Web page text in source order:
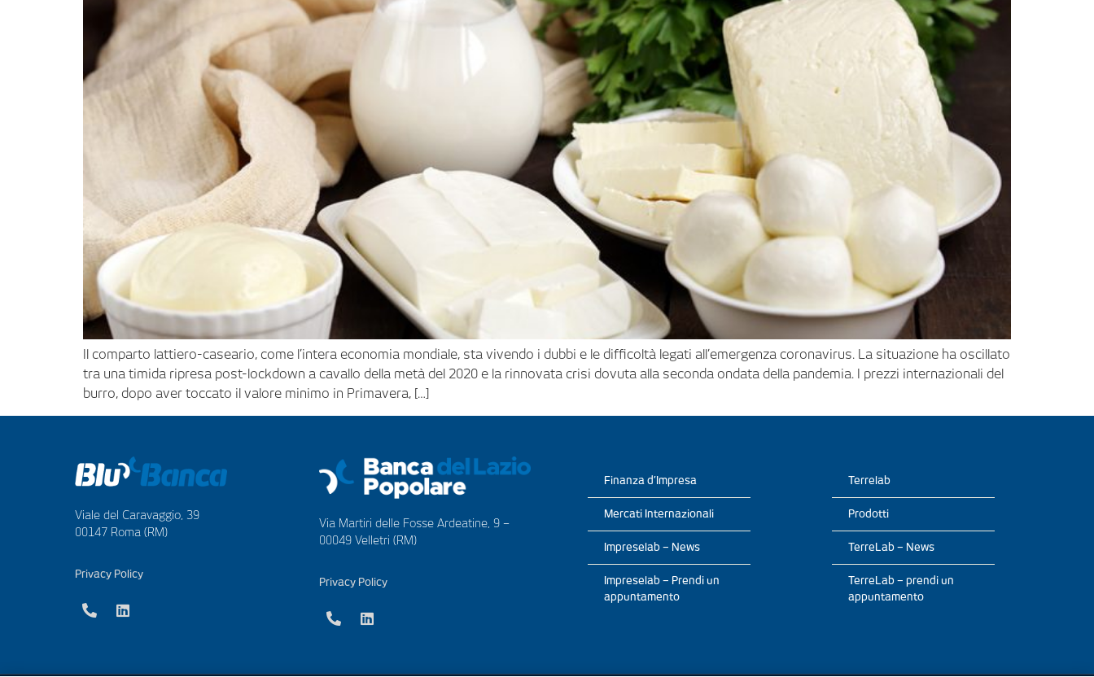
Il comparto lattiero-caseario, come l’intera economia mondiale, sta vivendo i dubbi e le difficoltà legati all’emergenza coronavirus. La situazione ha oscillato
tra una timida ripresa post-lockdown a cavallo della metà del 2020 e la rinnovata crisi dovuta alla seconda ondata della pandemia. I prezzi internazionali del
burro, dopo aver toccato il valore minimo in Primavera, […]
Viale del Caravaggio, 39
00147 Roma (RM)
Privacy Policy
Via Martiri delle Fosse Ardeatine, 9 –
00049 Velletri (RM)
Privacy Policy
Finanza d’Impresa
Mercati Internazionali
Impreselab – News
Impreselab – Prendi un
appuntamento
Terrelab
Prodotti
TerreLab – News
TerreLab – prendi un
appuntamento